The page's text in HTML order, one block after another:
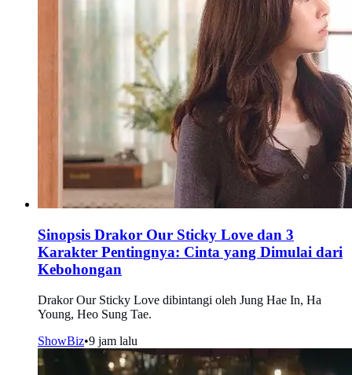
Sinopsis Drakor Our Sticky Love dan 3
Karakter Pentingnya: Cinta yang Dimulai dari
Kebohongan
Drakor Our Sticky Love dibintangi oleh Jung Hae In, Ha
Young, Heo Sung Tae.
ShowBiz•9 jam lalu